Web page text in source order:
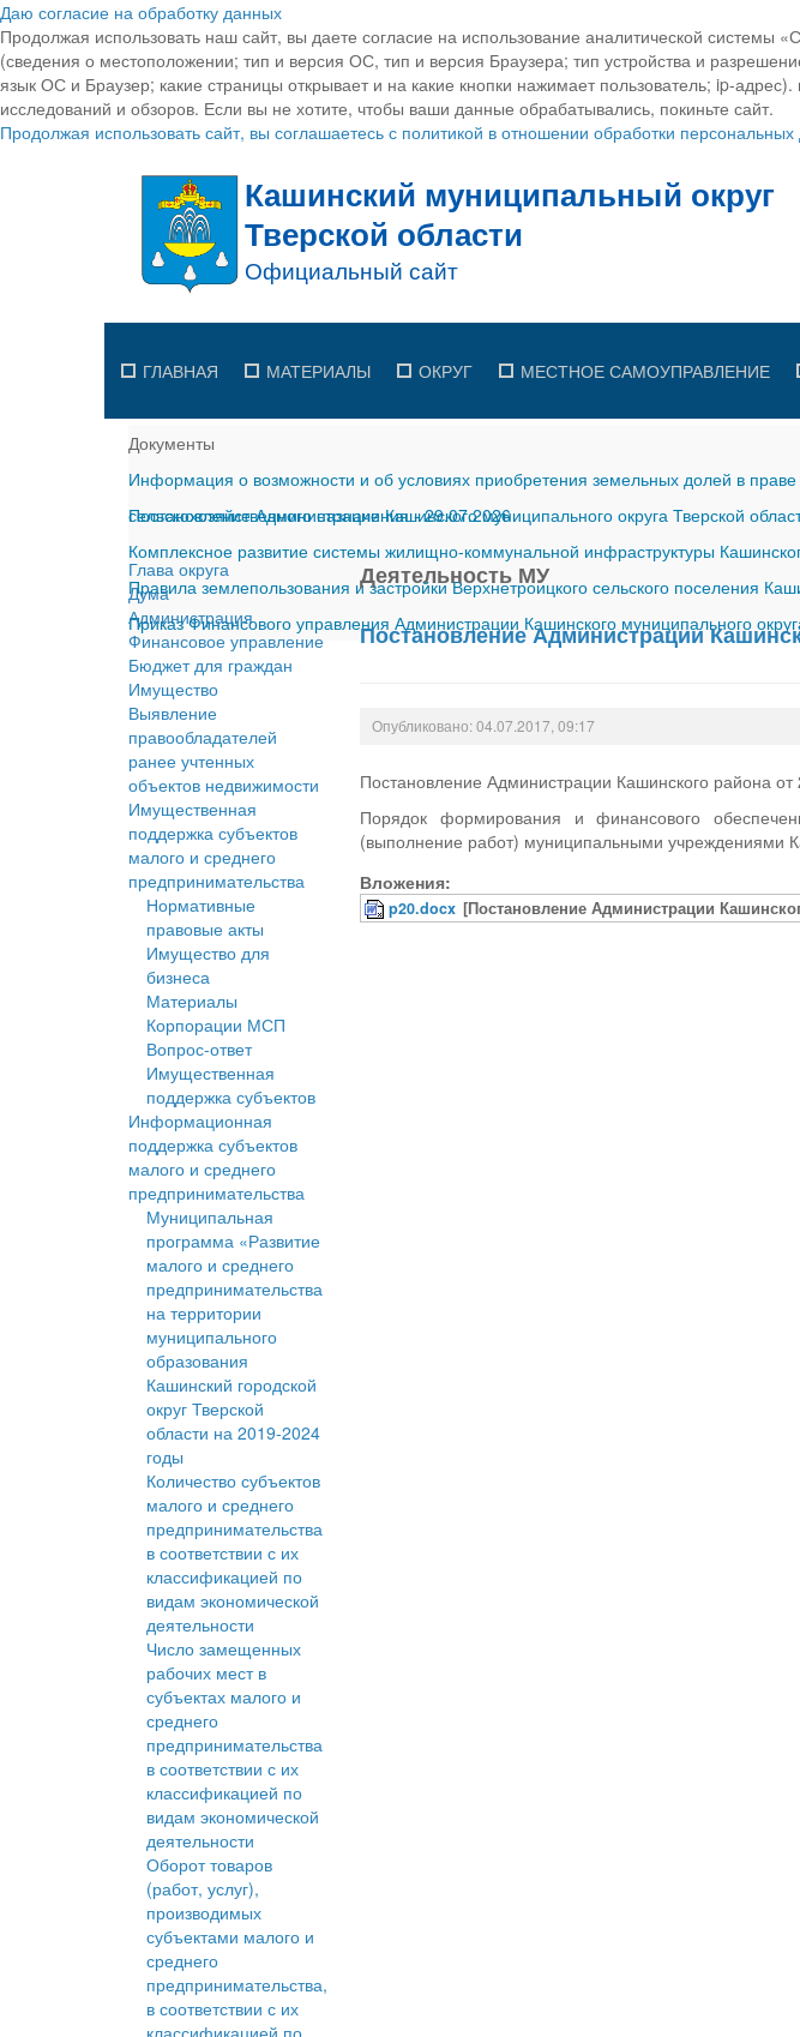
Даю согласие на обработку данных
Продолжая использовать наш сайт, вы даете согласие на использование аналитической системы
(сведения о местоположении; тип и версия ОС, тип и версия Браузера; тип устройства и
язык ОС и Браузер; какие страницы открывает и на какие кнопки нажимает пользователь; ip-
исследований и обзоров. Если вы не хотите, чтобы ваши данные обрабатывались, покиньте сайт.
Продолжая использовать сайт, вы соглашаетесь с политикой в отношении обработки
ГЛАВНАЯ МАТЕРИАЛЫ ОКРУГ МЕСТНОЕ САМОУПРАВЛЕНИЕ
Документы
Информация о возможности и об условиях приобретения земельных долей в
сельскохозяйственного назначения-29.07.2026
Постановление Администрации Кашинского муниципального округа Тверской
Комплексное развитие системы жилищно-коммунальной инфраструктуры
Правила землепользования и застройки Верхнетроицкого сельского поселения
Приказ Финансового управления Администрации Кашинского муниципального
Глава округа
Дума
Администрация
Финансовое управление
Бюджет для граждан
Имущество
Выявление
правообладателей
ранее учтенных
объектов недвижимости
Имущественная
поддержка субъектов
малого и среднего
предпринимательства
Нормативные
правовые акты
Имущество для
бизнеса
Материалы
Корпорации МСП
Вопрос-ответ
Имущественная
поддержка субъектов
Информационная
поддержка субъектов
малого и среднего
предпринимательства
Муниципальная
программа «Развитие
малого и среднего
предпринимательства
на территории
муниципального
образования
Кашинский городской
округ Тверской
области на 2019-2024
годы
Количество субъектов
малого и среднего
предпринимательства
в соответствии с их
классификацией по
видам экономической
деятельности
Число замещенных
рабочих мест в
субъектах малого и
среднего
предпринимательства
в соответствии с их
классификацией по
видам экономической
деятельности
Оборот товаров
(работ, услуг),
производимых
субъектами малого и
среднего
предпринимательства,
в соответствии с их
Деятельность МУ
Постановление Администрации
Опубликовано: 04.07.2017, 09:17
Постановление Администрации Кашинского района
Порядок формирования и финансового
(выполнение работ) муниципальными учреждениями
Вложения:
p20.docx [Постановление Администрации